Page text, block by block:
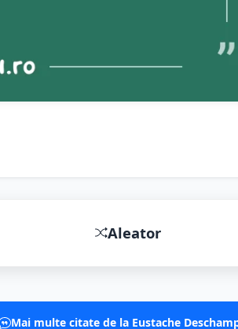
Aleator
Mai multe citate de la Eustache